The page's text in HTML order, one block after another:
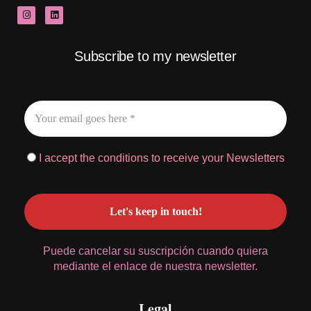
Subscribe to my newsletter
I accept the conditions to receive your Newsletters
Puede cancelar su suscripción cuando quiera
mediante el enlace de nuestra newsletter.